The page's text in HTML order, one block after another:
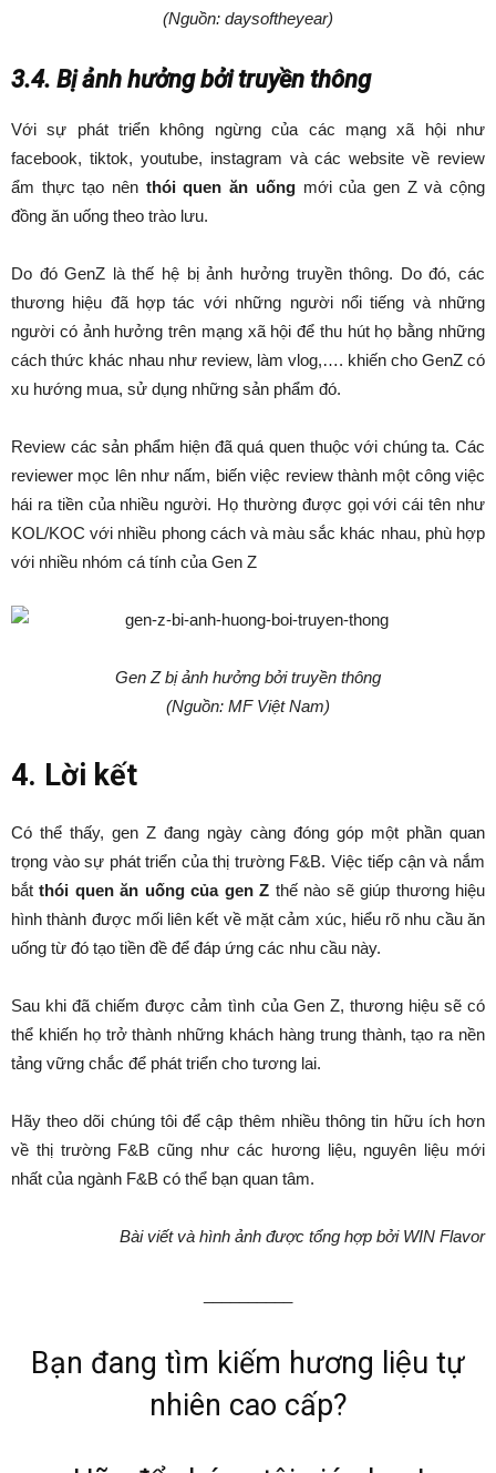
(Nguồn: daysoftheyear)
3.4. Bị ảnh hưởng bởi truyền thông
Với sự phát triển không ngừng của các mạng xã hội như
facebook, tiktok, youtube, instagram và các website về review
ẩm thực tạo nên thói quen ăn uốngmới của gen Z và cộng
đồng ăn uống theo trào lưu.
Do đó GenZ là thế hệ bị ảnh hưởng truyền thông. Do đó, các
thương hiệu đã hợp tác với những người nổi tiếng và những
người có ảnh hưởng trên mạng xã hội để thu hút họ bằng những
cách thức khác nhau như review, làm vlog,…. khiến cho GenZ có
xu hướng mua, sử dụng những sản phẩm đó.
Review các sản phẩm hiện đã quá quen thuộc với chúng ta. Các
reviewer mọc lên như nấm, biến việc review thành một công việc
hái ra tiền của nhiều người. Họ thường được gọi với cái tên như
KOL/KOC với nhiều phong cách và màu sắc khác nhau, phù hợp
với nhiều nhóm cá tính của Gen Z
Gen Z bị ảnh hưởng bởi truyền thông
(Nguồn: MF Việt Nam)
4. Lời kết
Có thể thấy, gen Z đang ngày càng đóng góp một phần quan
trọng vào sự phát triển của thị trường F&B. Việc tiếp cận và nắm
bắtthói quen ăn uống của gen Z thế nào sẽ giúp thương hiệu
hình thành được mối liên kết về mặt cảm xúc, hiểu rõ nhu cầu ăn
uống từ đó tạo tiền đề để đáp ứng các nhu cầu này.
Sau khi đã chiếm được cảm tình của Gen Z, thương hiệu sẽ có
thể khiến họ trở thành những khách hàng trung thành, tạo ra nền
tảng vững chắc để phát triển cho tương lai.
Hãy theo dõi chúng tôi để cập thêm nhiều thông tin hữu ích hơn
về thị trường F&B cũng như các hương liệu, nguyên liệu mới
nhất của ngành F&B có thể bạn quan tâm.
Bài viết và hình ảnh được tổng hợp bởi WIN Flavor
Bạn đang tìm kiếm hương liệu tự
nhiên cao cấp?